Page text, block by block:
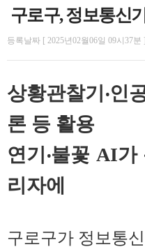
구로구, 정보통신
등록날짜 [ 2025년02월06일 09시37분 ]
상황관찰기‧인
론 등 활용
연기‧불꽃 AI
리자에
구로구가 정보통